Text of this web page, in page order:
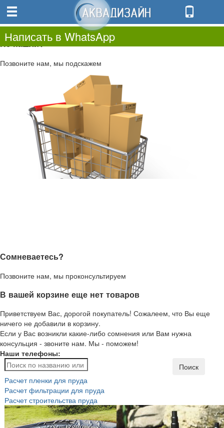
0.00
0
Не нашли?
Позвоните нам, мы подскажем
Сомневаетесь?
Позвоните нам, мы проконсультируем
В вашей корзине еще нет товаров
Приветствуем Вас, дорогой покупатель! Сожалеем, что Вы еще
ничего не добавили в корзину.
Если у Вас возникли какие-либо сомнения или Вам нужна
консульция - звоните нам. Мы - поможем!
Наши телефоны:
Написать в WhatsApp
Поиск
Расчет пленки для пруда
Расчет фильтрации для пруда
Расчет строительства пруда